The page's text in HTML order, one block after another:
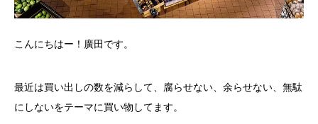
こんにちはー！廣田です。
最近は買い出しの数を減らして、腐らせない、余らせない、無駄
にしないをテーマに買い物してます。